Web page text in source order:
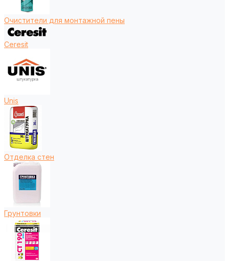
Очистители для монтажной пены
Ceresit
Unis
Отделка стен
Грунтовки